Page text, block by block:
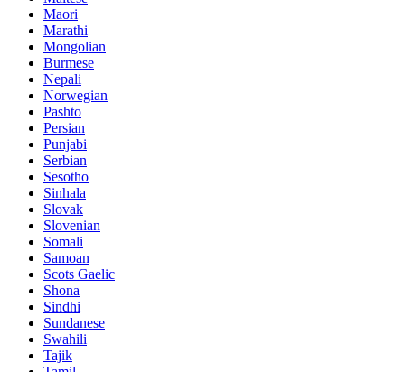
Maori
Marathi
Mongolian
Burmese
Nepali
Norwegian
Pashto
Persian
Punjabi
Serbian
Sesotho
Sinhala
Slovak
Slovenian
Somali
Samoan
Scots Gaelic
Shona
Sindhi
Sundanese
Swahili
Tajik